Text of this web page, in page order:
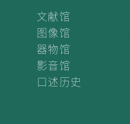
文献馆
图像馆
器物馆
影音馆
口述历史